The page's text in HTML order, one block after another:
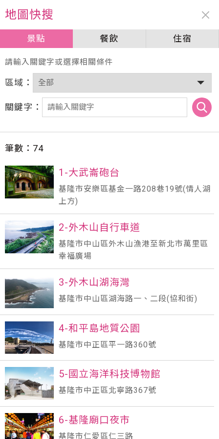
周邊資訊
景點 餐飲 住宿
地圖快搜
景點 餐飲 住宿
請輸入關鍵字或選擇相關條件
區域：
關鍵字：
筆數： 74
1-大武崙砲台
基隆市安樂區基金一路208巷19號(情人湖
上方)
2-外木山自行車道
基隆市中山區外木山漁港至新北市萬里區
幸福廣場
3-外木山湖海灣
基隆市中山區湖海路一、二段(協和街)
4-和平島地質公園
基隆市中正區平一路360號
5-國立海洋科技博物館
基隆市中正區北寧路367號
6-基隆廟口夜市
基隆市仁愛區仁三路